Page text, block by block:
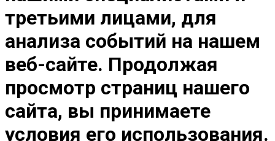
третьими лицами, для
анализа событий на нашем
веб-сайте. Продолжая
просмотр страниц нашего
сайта, вы принимаете
условия его использования.